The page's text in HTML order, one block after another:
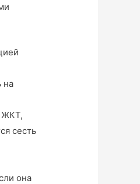
на
ЖКТ,
сесть
она